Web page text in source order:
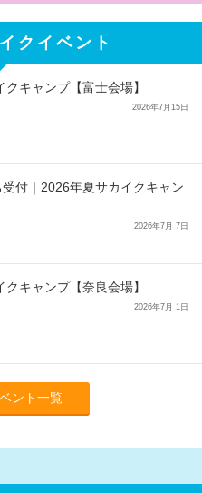
クイベント
キャンプ【富士会場】
2026年7月15日
付｜2026年夏サカイクキャン
2026年7月 7日
キャンプ【奈良会場】
2026年7月 1日
ント一覧